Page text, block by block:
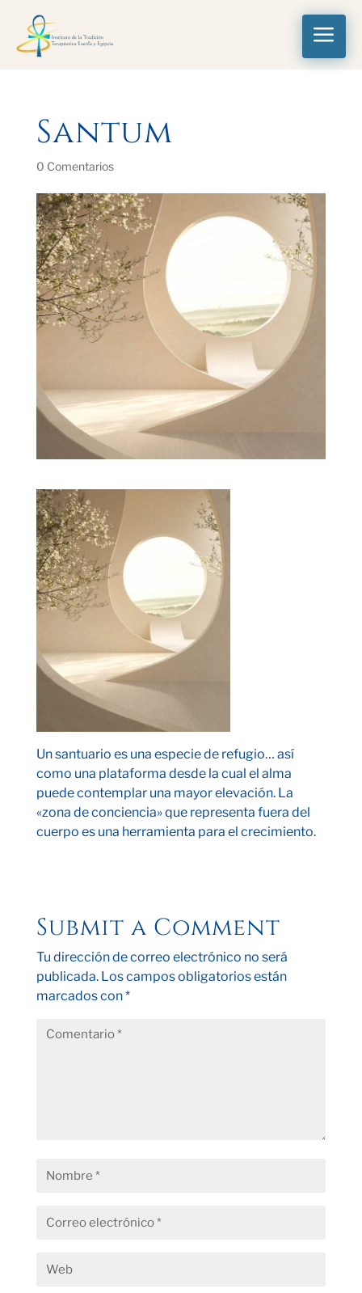
a
Santum
0 Comentarios
Un santuario es una especie de refugio… así
como una plataforma desde la cual el alma
puede contemplar una mayor elevación. La
«zona de conciencia» que representa fuera del
cuerpo es una herramienta para el crecimiento.
Submit a Comment
Tu dirección de correo electrónico no será
publicada. Los campos obligatorios están
marcados con*